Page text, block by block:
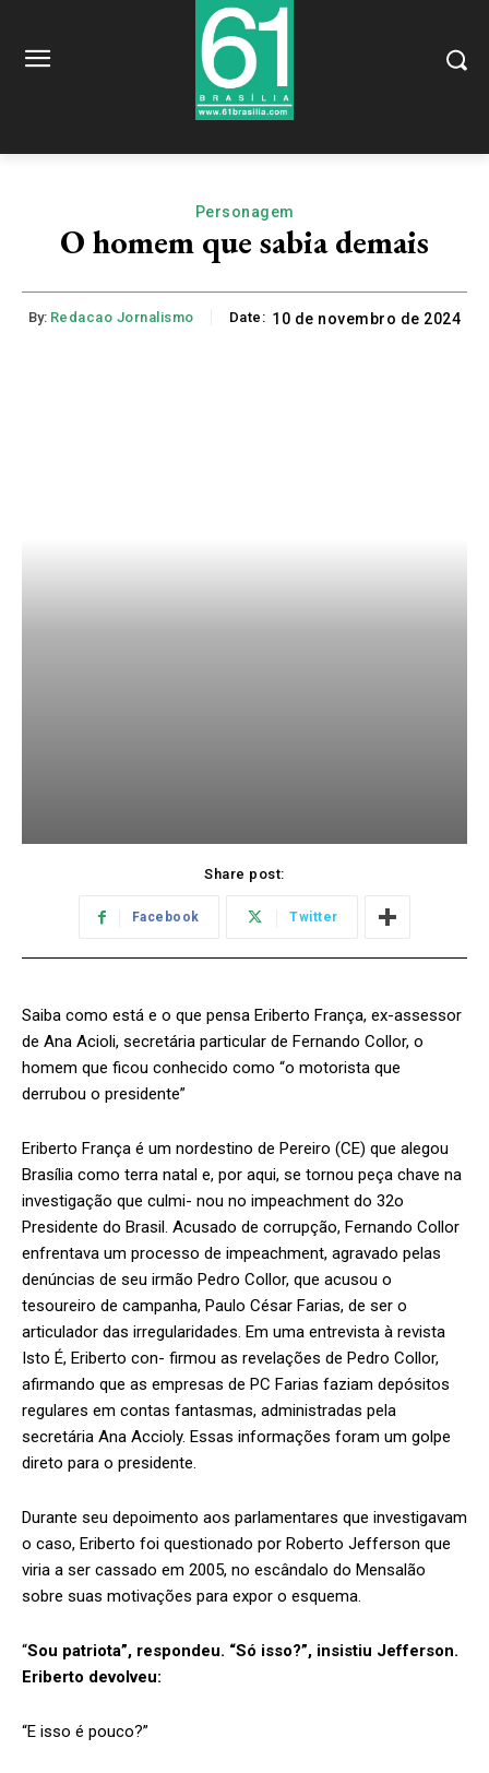
Personagem
O homem que sabia demais
By: Redacao Jornalismo Date: 10 de novembro de 2024
Share post:
Facebook Twitter
Saiba como está e o que pensa Eriberto França, ex-assessor
de Ana Acioli, secretária particular de Fernando Collor, o
homem que ficou conhecido como “o motorista que
derrubou o presidente”
Eriberto França é um nordestino de Pereiro (CE) que alegou
Brasília como terra natal e, por aqui, se tornou peça chave na
investigação que culmi- nou no impeachment do 32o
Presidente do Brasil. Acusado de corrupção, Fernando Collor
enfrentava um processo de impeachment, agravado pelas
denúncias de seu irmão Pedro Collor, que acusou o
tesoureiro de campanha, Paulo César Farias, de ser o
articulador das irregularidades. Em uma entrevista à revista
Isto É, Eriberto con- firmou as revelações de Pedro Collor,
afirmando que as empresas de PC Farias faziam depósitos
regulares em contas fantasmas, administradas pela
secretária Ana Accioly. Essas informações foram um golpe
direto para o presidente.
Durante seu depoimento aos parlamentares que investigavam
o caso, Eriberto foi questionado por Roberto Jefferson que
viria a ser cassado em 2005, no escândalo do Mensalão
sobre suas motivações para expor o esquema.
“Sou patriota”, respondeu. “Só isso?”, insistiu Jefferson.
Eriberto devolveu:
“E isso é pouco?”